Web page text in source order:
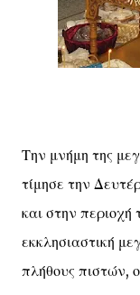
Την μνήμη της
τίμησε την
και στην
εκκλησιαστική
πλήθους πιστών,